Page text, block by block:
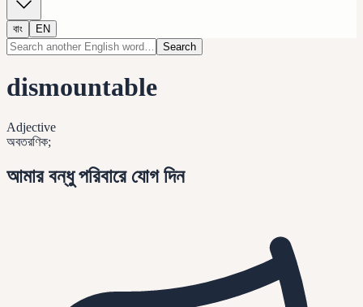
বাং
EN
Search
dismountable
Adjective
অবতরণিক;
আমার বন্ধু পরিবারে যোগ দিন